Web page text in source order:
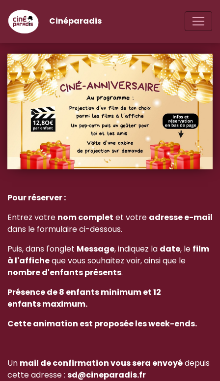
Cinéparadis
Pour réserver :
Entrez votre nom complet et votre adresse e-mail
dans le formulaire ci-dessous.
Puis, dans l'onglet Message, indiquez la date, le film
à l'afficheque vous souhaitez voir, ainsi que le
nombre d'enfants présents.
Présence de 8 enfants minimum et 12
enfants maximum.
Cette animation est proposée les week-ends.
Un mail de confirmation vous sera envoyédepuis
cette adresse : sd@cineparadis.fr